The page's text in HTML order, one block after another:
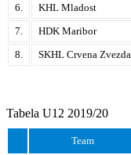
6.
KHL Mladost
7.
HDK Maribor
8.
SKHL Crvena Zvezda
Tabela U12 2019/20
Team